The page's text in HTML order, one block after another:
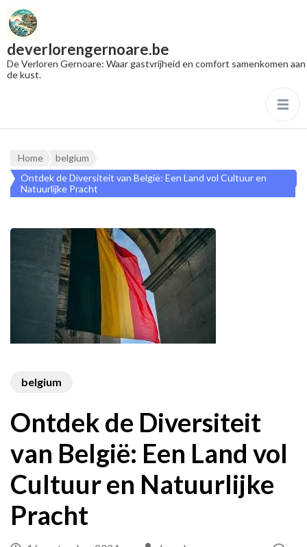
deverlorengernoare.be
De Verloren Gernoare: Waar gastvrijheid en comfort samenkomen aan
de kust.
Home
belgium
Ontdek de Diversiteit van België: Een Land vol Cultuur en
Natuurlijke Pracht
belgium
Ontdek de Diversiteit
van België: Een Land vol
Cultuur en Natuurlijke
Pracht